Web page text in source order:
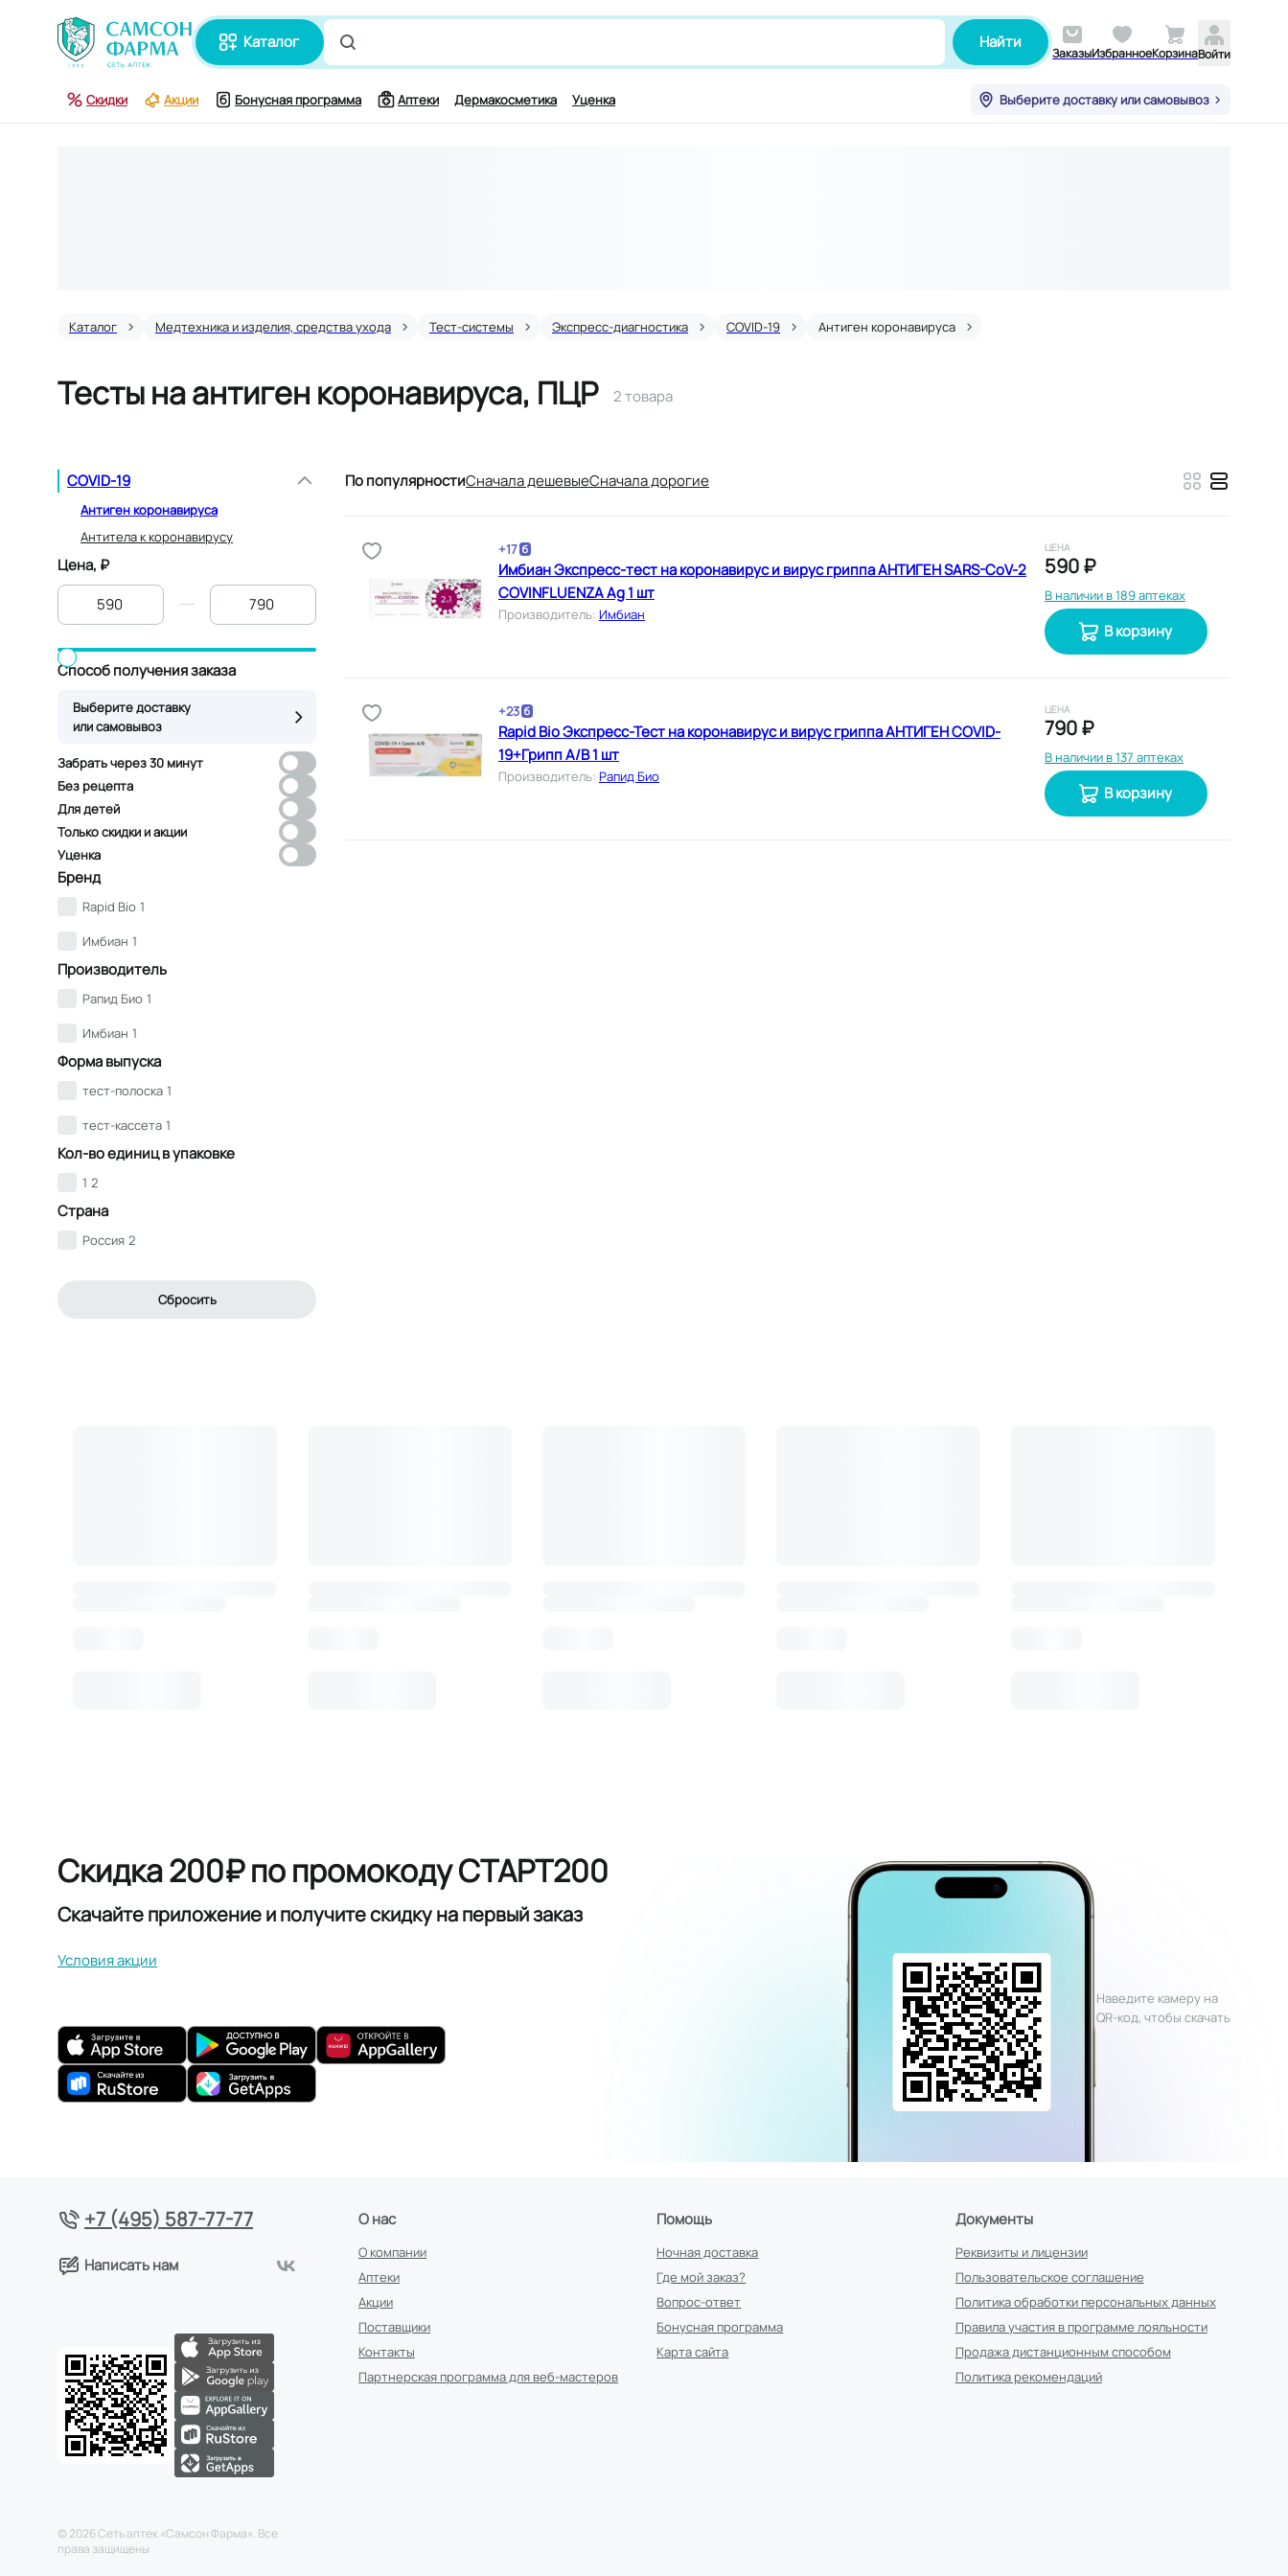
каталог
Поиск по лекарству и симптомам, например,для работы мозга
Найти
ЗаказыИзбранноеКорзинаВойти
Скидки Акции Бонусная программа Аптеки Дермакосметика Уценка Выберите доставку или самовывоз
Каталог Медтехника и изделия, средства ухода Тест-системы Экспресс-диагностика COVID-19 Антиген коронавируса
Тесты на антиген коронавируса, ПЦР 2 товара
COVID-19
Антиген коронавируса
Антитела к коронавирусу
Цена, ₽
Способ получения заказа
Выберите доставку
или самовывоз
Забрать через 30 минут
Без рецепта
Для детей
Только скидки и акции
Уценка
Бренд
Rapid Bio 1
Имбиан 1
Производитель
Рапид Био 1
Имбиан 1
Форма выпуска
тест-полоска 1
тест-кассета 1
Кол-во единиц в упаковке
1 2
Страна
Россия 2
Сбросить
По популярностиCначала дешевыеCначала дорогие
+17
Имбиан Экспресс-тест на коронавирус и вирус гриппа АНТИГЕН SARS-CoV-2
COVINFLUENZA Ag 1 шт
Производитель: Имбиан
ЦЕНА
590 ₽
В наличии в 189 аптеках
В корзину
+23
Rapid Bio Экспресс-Тест на коронавирус и вирус гриппа АНТИГЕН COVID-
19+Грипп А/В 1 шт
Производитель: Рапид Био
ЦЕНА
790 ₽
В наличии в 137 аптеках
В корзину
Скидка 200₽ по промокоду СТАРТ200
Скачайте приложение и получите скидкуна первый заказ
Условия акции
Наведите камеру на
QR-код, чтобы скачать
+7 (495) 587-77-77
Написать нам
© 2026Сеть аптек «Самсон Фарма». Все
права защищены
О нас
О компании
Аптеки
Акции
Поставщики
Контакты
Партнерская программа для веб-мастеров
Помощь
Ночная доставка
Где мой заказ?
Вопрос-ответ
Бонусная программа
Карта сайта
Документы
Реквизиты и лицензии
Пользовательское соглашение
Политика обработки персональных данных
Правила участия в программе лояльности
Продажа дистанционным способом
Политика рекомендаций